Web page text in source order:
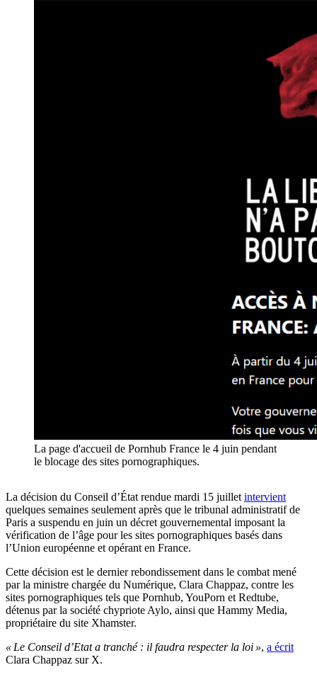
La page d'accueil de Pornhub France le 4 juin pendant
le blocage des sites pornographiques.
La décision du Conseil d’État rendue mardi 15 juillet intervient
quelques semaines seulement après que le tribunal administratif de
Paris a suspendu en juin un décret gouvernemental imposant la
vérification de l’âge pour les sites pornographiques basés dans
l’Union européenne et opérant en France.
Cette décision est le dernier rebondissement dans le combat mené
par la ministre chargée du Numérique, Clara Chappaz, contre les
sites pornographiques tels que Pornhub, YouPorn et Redtube,
détenus par la société chypriote Aylo, ainsi que Hammy Media,
propriétaire du site Xhamster.
« Le Conseil d’Etat a tranché : il faudra respecter la loi », a écrit
Clara Chappaz sur X.